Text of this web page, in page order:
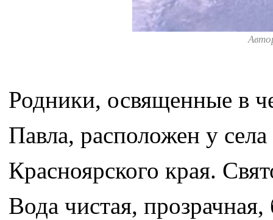
Родники, освященные в
Павла, расположен у
Красноярского края.
Вода чистая, прозрачная,